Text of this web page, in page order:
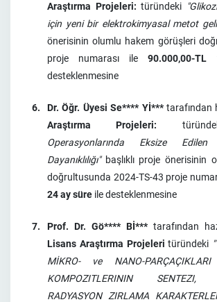
Araştırma Projeleri: türündeki
için yeni bir elektrokimyasal metot
önerisinin olumlu hakem görüşleri
proje numarası ile90.000,00-
desteklenmesine
6. Dr. Öğr. Üyesi Se**** Yİ***tarafından
Araştırma Projeleri:
Operasyonlarında Eksize
Dayanıklılığı"başlıklı proje önerisinin
doğrultusunda 2024-TS-43 proje
24 ay süre ile desteklenmesine
7. Prof. Dr. Gö**** Bİ***tarafından
Lisans Araştırma Projeleri türündeki
MİKRO- ve NANO-
KOMPOZITLERININ SENTEZI,
RADYASYON ZIRLAMA